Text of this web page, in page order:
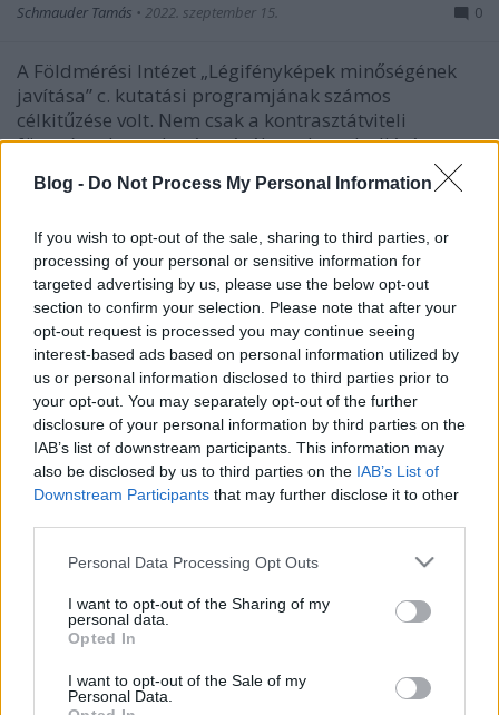
Blog - Do Not Process My Personal Information
If you wish to opt-out of the sale, sharing to third parties, or
processing of your personal or sensitive information for
targeted advertising by us, please use the below opt-out
section to confirm your selection. Please note that after your
opt-out request is processed you may continue seeing
interest-based ads based on personal information utilized by
us or personal information disclosed to third parties prior to
your opt-out. You may separately opt-out of the further
disclosure of your personal information by third parties on the
IAB’s list of downstream participants. This information may
also be disclosed by us to third parties on the IAB’s List of
Downstream Participants that may further disclose it to other
Please note that this website/app uses one or more Google
not limited to your visit or usage behaviour. You may click to
grant or deny consent to Google and its third-party tags to
use your data for below specified purposes in below Google
consent section.
Personal Data Processing Opt Outs
I want to opt-out of the Sharing of my
personal data.
Opted In
I want to opt-out of the Sale of my
Personal Data.
Schmauder Tamás • 2022. szeptember 15. 0
A Földmérési Intézet „Légifényképek minőségének
javítása” c. kutatási programjának számos
célkitűzése volt. Nem csak a kontrasztátviteli
függvények meghatározásához akartak eljárást
lehetővé tevő képtranszformációs eljárás
A képkeret - keretjelek, keretadatok
Schmauder Tamás
A digitális fényképezőgépek vagy a telefonok